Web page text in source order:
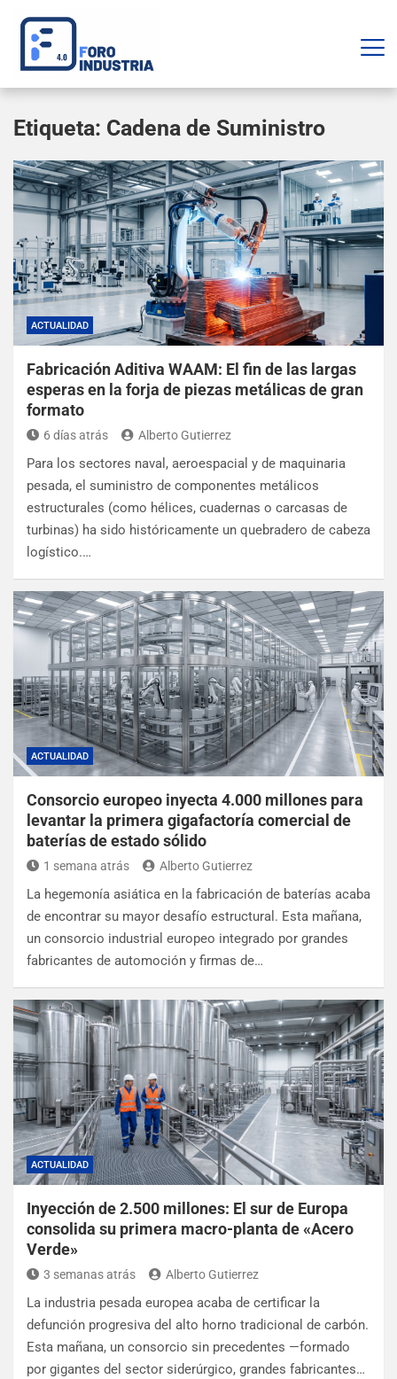
Etiqueta: Cadena de Suministro
ACTUALIDAD
Fabricación Aditiva WAAM: El fin de las largas
esperas en la forja de piezas metálicas de gran
formato
6 días atrás Alberto Gutierrez
Para los sectores naval, aeroespacial y de maquinaria
pesada, el suministro de componentes metálicos
estructurales (como hélices, cuadernas o carcasas de
turbinas) ha sido históricamente un quebradero de cabeza
logístico.…
ACTUALIDAD
Consorcio europeo inyecta 4.000 millones para
levantar la primera gigafactoría comercial de
baterías de estado sólido
1 semana atrás Alberto Gutierrez
La hegemonía asiática en la fabricación de baterías acaba
de encontrar su mayor desafío estructural. Esta mañana,
un consorcio industrial europeo integrado por grandes
fabricantes de automoción y firmas de…
ACTUALIDAD
Inyección de 2.500 millones: El sur de Europa
consolida su primera macro-planta de «Acero
Verde»
3 semanas atrás Alberto Gutierrez
La industria pesada europea acaba de certificar la
defunción progresiva del alto horno tradicional de carbón.
Esta mañana, un consorcio sin precedentes —formado
por gigantes del sector siderúrgico, grandes fabricantes…